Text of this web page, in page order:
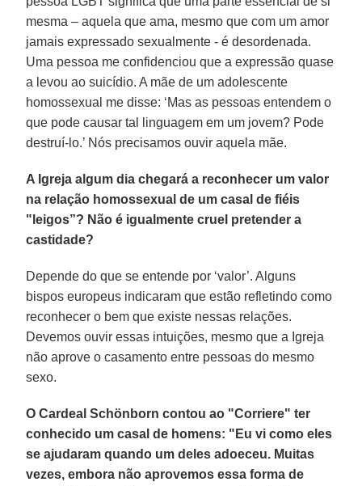
mesma – aquela que ama, mesmo que com um amor
jamais expressado sexualmente - é desordenada.
Uma pessoa me confidenciou que a expressão quase
a levou ao suicídio. A mãe de um adolescente
homossexual me disse: ‘Mas as pessoas entendem o
que pode causar tal linguagem em um jovem? Pode
destruí-lo.’ Nós precisamos ouvir aquela mãe.
A Igreja algum dia chegará a reconhecer um valor
na relação homossexual de um casal de fiéis
"leigos”? Não é igualmente cruel pretender a
castidade?
Depende do que se entende por ‘valor’. Alguns
bispos europeus indicaram que estão refletindo como
reconhecer o bem que existe nessas relações.
Devemos ouvir essas intuições, mesmo que a Igreja
não aprove o casamento entre pessoas do mesmo
sexo.
O Cardeal Schönborn contou ao "Corriere" ter
conhecido um casal de homens: "Eu vi como eles
se ajudaram quando um deles adoeceu. Muitas
vezes, embora não aprovemos essa forma de